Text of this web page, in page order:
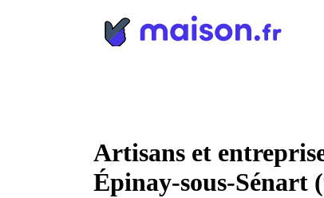
Artisans et
Épinay-sous-Sénart